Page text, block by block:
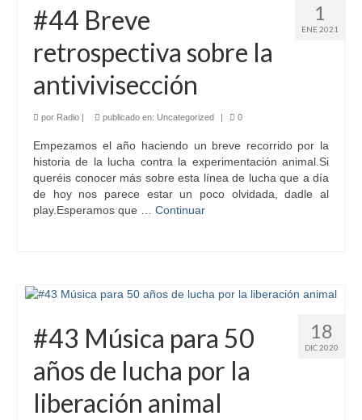
1
ENE 2021
#44 Breve
retrospectiva sobre la
antivivisección
por Radio | publicado en: Uncategorized | 0
Empezamos el año haciendo un breve recorrido por la
historia de la lucha contra la experimentación animal.Si
queréis conocer más sobre esta línea de lucha que a día
de hoy nos parece estar un poco olvidada, dadle al
play.Esperamos que … Continuar
18
DIC 2020
#43 Música para 50
años de lucha por la
liberación animal